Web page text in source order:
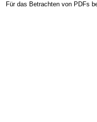
Für das Betrachten von PDFs